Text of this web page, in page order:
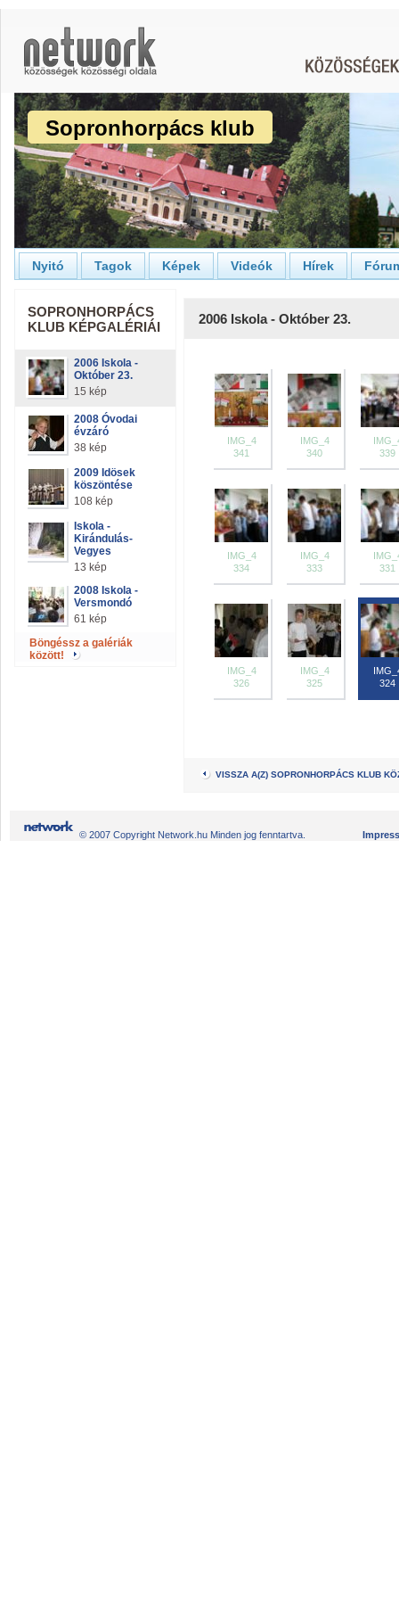
Sopronhorpács klub
Nyitó Tagok Képek Videók Hírek
SOPRONHORPÁCS
KLUB KÉPGALÉRIÁI
2006 Iskola -
Október 23.
15 kép
2008 Óvodai
évzáró
38 kép
2009 Idösek
köszöntése
108 kép
Iskola -
Kirándulás-
Vegyes
13 kép
2008 Iskola -
Versmondó
61 kép
Böngéssz a galériák
között!
2006 Iskola - Október 23.
IMG_4
341
IMG_4
340
339
IMG_4
334
IMG_4
333
331
IMG_4
326
IMG_4
325
324
VISSZA A(Z) SOPRONHORPÁCS KLUB
© 2007 Copyright Network.hu Minden jog fenntartva.